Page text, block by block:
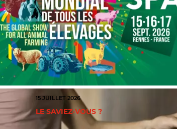
15 JUILLET 2026
LE SAVIEZ-VOUS ?